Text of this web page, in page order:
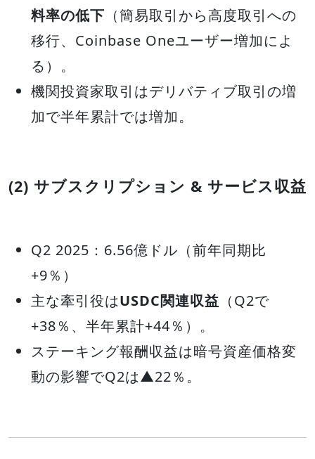
料率の低下 （簡易取引から高度取引への
移行、Coinbase Oneユーザー増加によ
る）。
機関投資家取引はデリバティブ取引の増
加で半年累計では増加。
(2) サブスクリプション & サービス収益
Q2 2025：6.56億ドル（前年同期比
+9％）
主な牽引役はUSDC関連収益 （Q2で
+38％、半年累計+44％）。
ステーキング報酬収益は暗号資産価格変
動の影響でQ2は▲22％。